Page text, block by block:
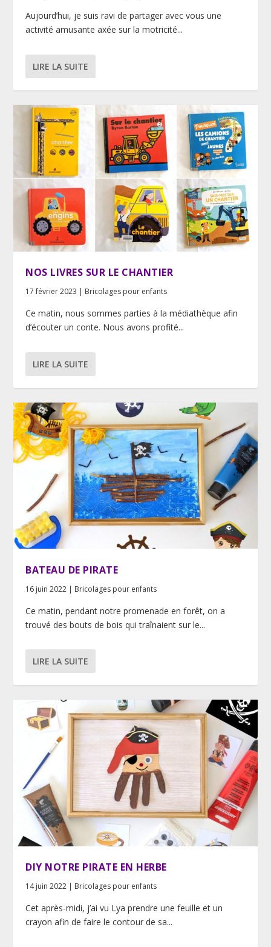
Aujourd’hui, je suis ravi de partager avec vous une
activité amusante axée sur la motricité...
LIRE LA SUITE
NOS LIVRES SUR LE CHANTIER
17 février 2023 | Bricolages pour enfants
Ce matin, nous sommes parties à la médiathèque afin
d’écouter un conte. Nous avons profité...
LIRE LA SUITE
BATEAU DE PIRATE
16 juin 2022 | Bricolages pour enfants
Ce matin, pendant notre promenade en forêt, on a
trouvé des bouts de bois qui traînaient sur le...
LIRE LA SUITE
DIY NOTRE PIRATE EN HERBE
14 juin 2022 | Bricolages pour enfants
Cet après-midi, j’ai vu Lya prendre une feuille et un
crayon afin de faire le contour de sa...